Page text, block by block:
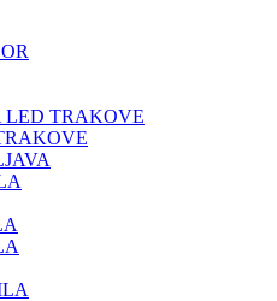
TRAKOVE